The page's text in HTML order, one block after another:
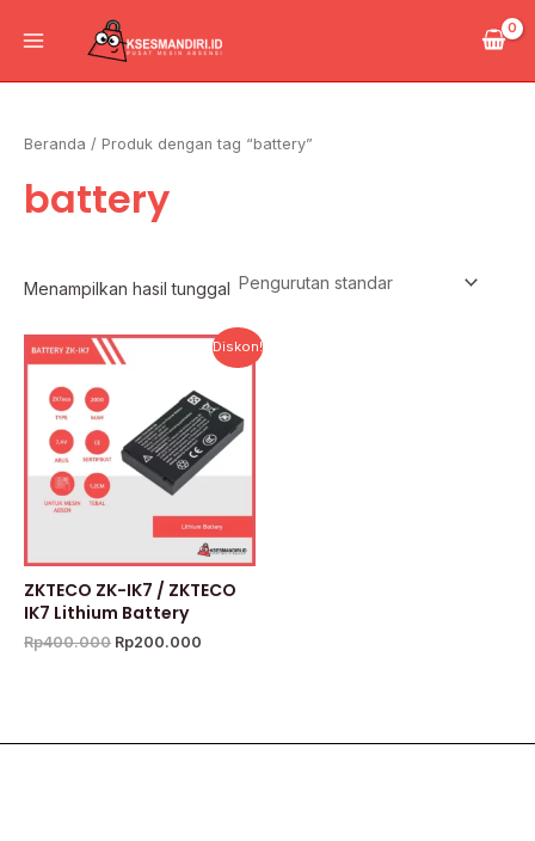
Beranda / Produk dengan tag “battery”
battery
Menampilkan hasil tunggal
Diskon!
ZKTECO ZK-IK7 / ZKTECO
IK7 Lithium Battery
Rp400.000
Harga
aslinya
Rp400.000.
Rp200.000
Harga
saat
adalah:
Rp200.000.